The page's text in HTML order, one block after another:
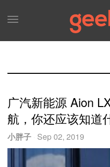
Toggle
广汽新能源 Aion
航，你还应该知道
小胖子 Sep 02, 2019